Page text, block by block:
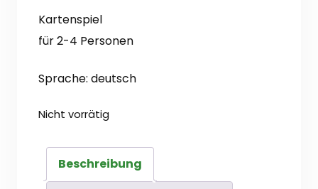
Kartenspiel
für 2-4 Personen
Sprache: deutsch
Nicht vorrätig
Beschreibung